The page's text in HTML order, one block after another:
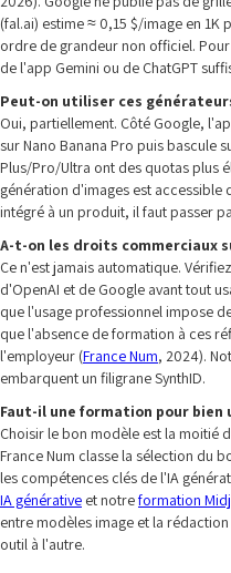
(fal.ai) estime ≈ 0,15 $/image en
ordre de grandeur non officiel.
de l'app Gemini ou de ChatGPT
Peut-on utiliser ces
Oui, partiellement. Côté Google,
sur Nano Banana Pro puis bascule
Plus/Pro/Ultra ont des quotas plus
génération d'images est accessible
intégré à un produit, il faut passer
A-t-on les droits commerciaux
Ce n'est jamais automatique.
d'OpenAI et de Google avant tout
que l'usage professionnel impose
que l'absence de formation à ces
l'employeur (France Num, 2024).
embarquent un filigrane SynthID.
Faut-il une formation pour bien
Choisir le bon modèle est la moitié
France Num classe la sélection du
les compétences clés de l'IA
IA générative et notreformation
entre modèles image et la
outil à l'autre.